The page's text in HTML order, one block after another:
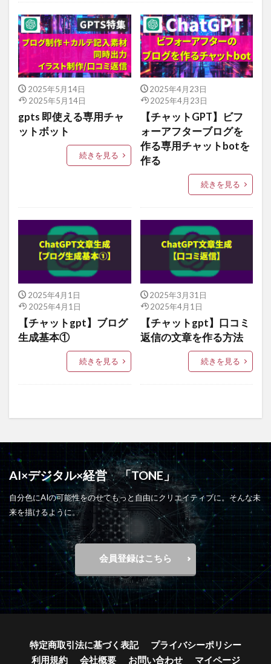
2025年5月14日
2025年5月14日
gpts 即使える専用チャ
ットボット
続きを見る
2025年4月23日
2025年4月23日
【チャットGPT】ビフ
ォーアフターブログを
作る専用チャットbotを
作る
続きを見る
2025年4月1日
2025年4月1日
【チャットgpt】ブログ
生成基本①
続きを見る
2025年3月31日
2025年4月1日
【チャットgpt】口コミ
返信の文章を作る方法
続きを見る
AI×デジタル×経営 「TONE」
自分色にAIの可能性をのせてもっと自由にクリエイティブに。そんな未
来を描けるように。
会員登録はこちら
特定商取引法に基づく表記
プライバシーポリシー
利用規約
会社概要 お問い合わせ マイページ